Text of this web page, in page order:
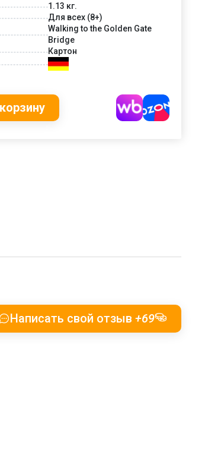
1.13 кг.
Для всех (8+)
Walking to the Golden Gate
Bridge
Картон
Написать свой отзыв +69